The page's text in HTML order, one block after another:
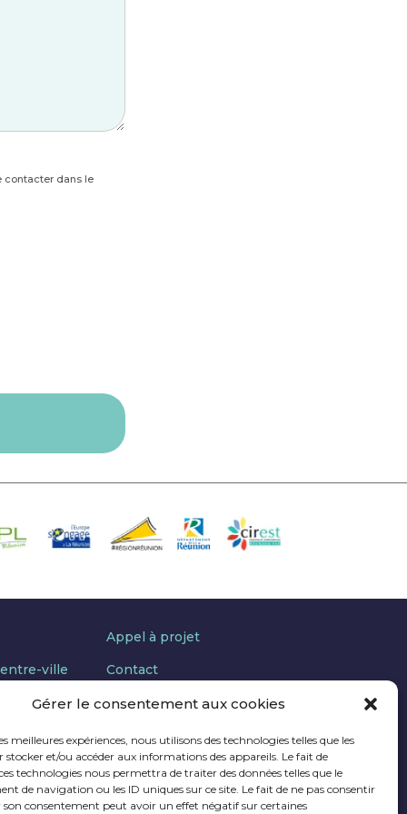
Gérer le consentement aux cookies
meilleures expériences, nous utilisons des technologies telles que les
stocker et/ou accéder aux informations des appareils. Le fait de
technologies nous permettra de traiter des données telles que le
de navigation ou les ID uniques sur ce site. Le fait de ne pas consentir
son consentement peut avoir un effet négatif sur certaines
contacter dans le
ville
pratiques
Appel à projet
Contact
Mentions Légales
Suivez-nous sur Facebook